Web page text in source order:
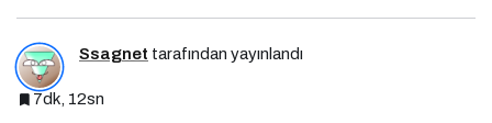
Ssagnet tarafından yayınlandı
7dk, 12sn